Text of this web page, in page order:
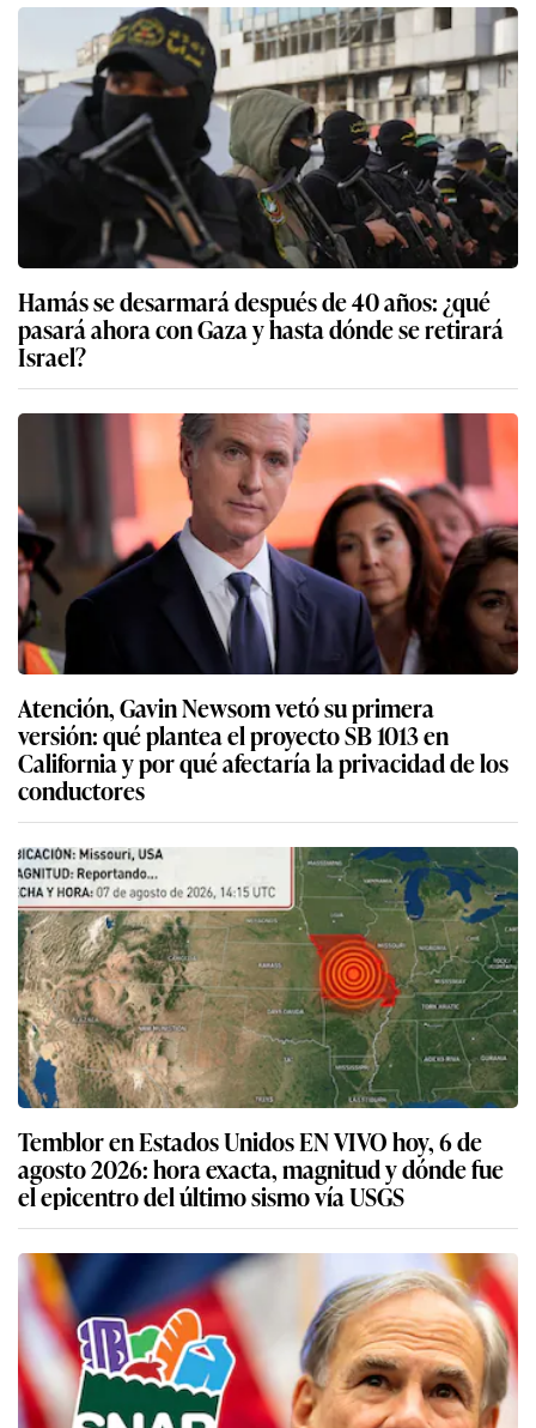
Hamás se desarmará después de 40 años: ¿qué
pasará ahora con Gaza y hasta dónde se retirará
Israel?
Atención, Gavin Newsom vetó su primera
versión: qué plantea el proyecto SB 1013 en
California y por qué afectaría la privacidad de los
conductores
Temblor en Estados Unidos EN VIVO hoy, 6 de
agosto 2026: hora exacta, magnitud y dónde fue
el epicentro del último sismo vía USGS